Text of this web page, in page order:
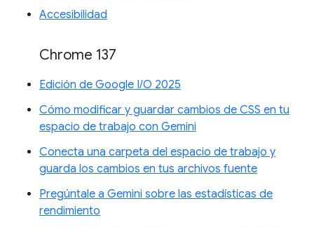
Accesibilidad
Chrome 137
Edición de Google I/O 2025
Cómo modificar y guardar cambios de CSS en tu
espacio de trabajo con Gemini
Conecta una carpeta del espacio de trabajo y
guarda los cambios en tus archivos fuente
Pregúntale a Gemini sobre las estadísticas de
rendimiento